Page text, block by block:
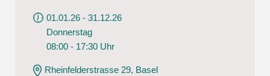
01.01.26 - 31.12.26
Donnerstag
08:00 - 17:30 Uhr
Rheinfelderstrasse 29, Basel